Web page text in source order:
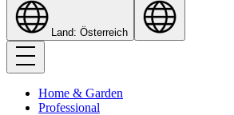
Land: Österreich
Home & Garden
Professional